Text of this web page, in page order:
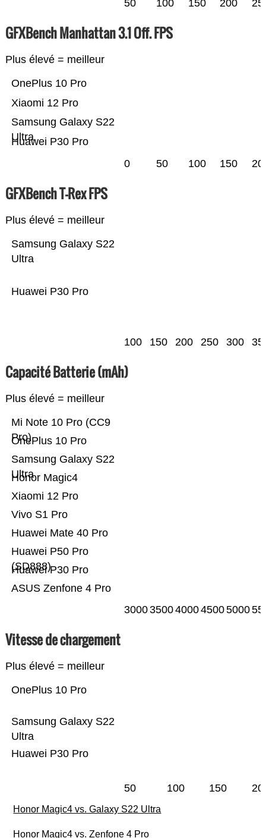
50 100 150 200
GFXBench Manhattan 3.1 Off. FPS
Plus élevé = meilleur
Huawei P30 Pro
Samsung Galaxy S22
Ultra
Xiaomi 12 Pro
OnePlus 10 Pro
0 50 100 150
GFXBench T-Rex FPS
Plus élevé = meilleur
Huawei P30 Pro
Samsung Galaxy S22
Ultra
100 150 200 250 300
Capacité Batterie (mAh)
Plus élevé = meilleur
ASUS Zenfone 4 Pro
Huawei P30 Pro
Huawei P50 Pro
(SD888)
Huawei Mate 40 Pro
Vivo S1 Pro
Xiaomi 12 Pro
Honor Magic4
Samsung Galaxy S22
Ultra
OnePlus 10 Pro
Mi Note 10 Pro (CC9
Pro)
30003500400045005000
Vitesse de chargement
Plus élevé = meilleur
Huawei P30 Pro
Samsung Galaxy S22
Ultra
OnePlus 10 Pro
50 100 150
Honor Magic4 vs. Galaxy S22 Ultra
Honor Magic4 vs. Zenfone 4 Pro